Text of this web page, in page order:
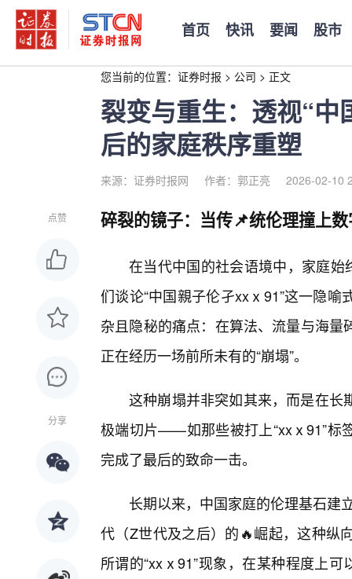
首页 快讯 要闻 股市
您当前的位置： 证券时报 > 公司 > 正文
裂变与重生：透视“
后的家庭秩序重塑
来源：证券时报网 作者：郭正亮 2026-02-10
点赞
分享
碎裂的镜子：当传📌统伦理撞上
在当代中国的社会语境中，家庭始
们谈论“中国親子伦孑xxⅹ91”这一隐喻
杂且隐秘的痛点：在算法、流量与海
正在经历一场前所未有的“崩塌”。
这种崩塌并非突如其来，而是在长
极端切片——如那些被打上“xxⅹ91”标
完成了最后的致命一击。
长期以来，中国家庭的伦理基石建
代（Z世代及之后）的🔥崛起，这种纵
所谓的“xxⅹ91”现象，在某种程度上可